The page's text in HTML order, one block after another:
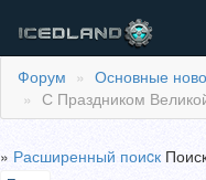
Форум
Основные
С Праздником
» Расширенный поиcк